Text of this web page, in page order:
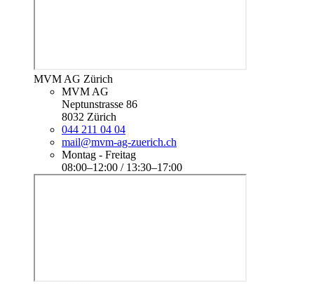
MVM AG Zürich
MVM AG
Neptunstrasse 86
8032 Zürich
044 211 04 04
mail@mvm-ag-zuerich.ch
Montag - Freitag
08:00–12:00 / 13:30–17:00